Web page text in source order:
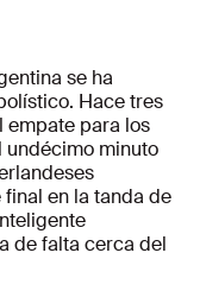
se ha
Hace tres
empate para los
undécimo minuto
en la tanda de
de falta cerca del